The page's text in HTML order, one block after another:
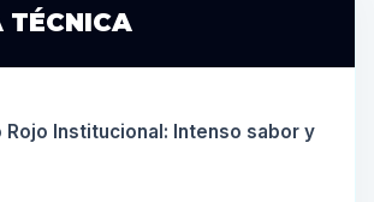
TÉCNICA
Rojo Institucional: Intenso sabor y